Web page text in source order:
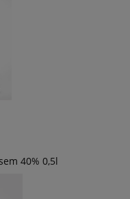
40% 0,5l